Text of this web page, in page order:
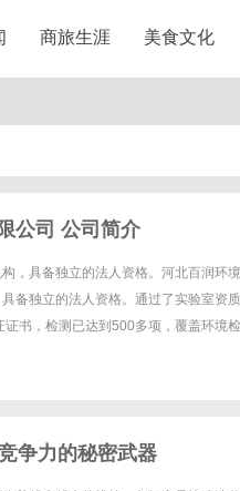
商旅生涯 美食文化
公司 公司简介
，具备独立的法人资格。河北百润环
备独立的法人资格。通过了实验室资
书，检测已达到500多项，覆盖环境
争力的秘密武器